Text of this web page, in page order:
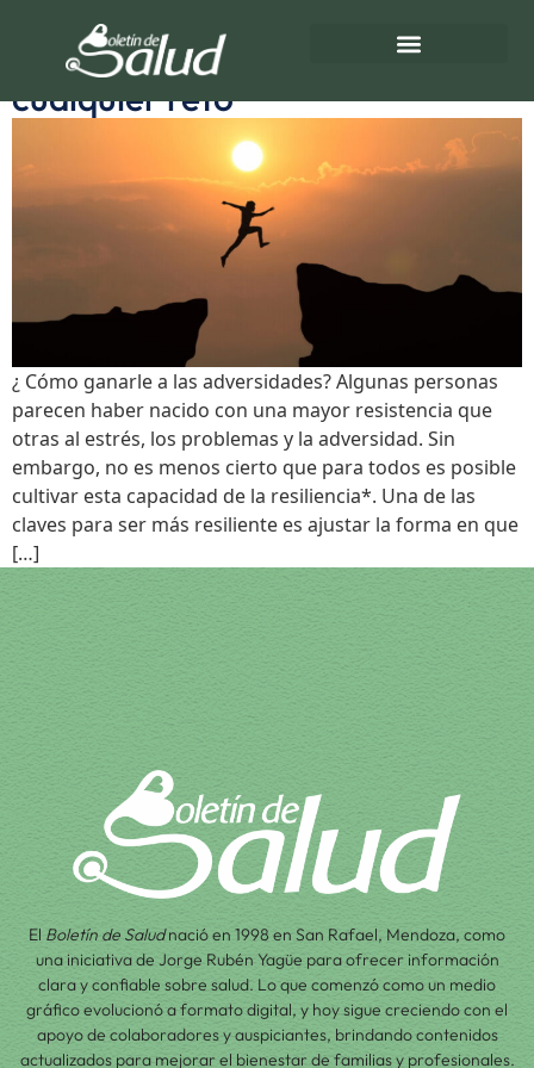
Cómo enfrentar y superar
cualquier reto
¿ Cómo ganarle a las adversidades? Algunas personas
parecen haber nacido con una mayor resistencia que
otras al estrés, los problemas y la adversidad. Sin
embargo, no es menos cierto que para todos es posible
cultivar esta capacidad de la resiliencia*. Una de las
claves para ser más resiliente es ajustar la forma en que
[…]
El Boletín de Saludnació en 1998 en San Rafael, Mendoza, como
una iniciativa de Jorge Rubén Yagüe para ofrecer información
clara y confiable sobre salud. Lo que comenzó como un medio
gráfico evolucionó a formato digital, y hoy sigue creciendo con el
apoyo de colaboradores y auspiciantes, brindando contenidos
actualizados para mejorar el bienestar de familias y profesionales.